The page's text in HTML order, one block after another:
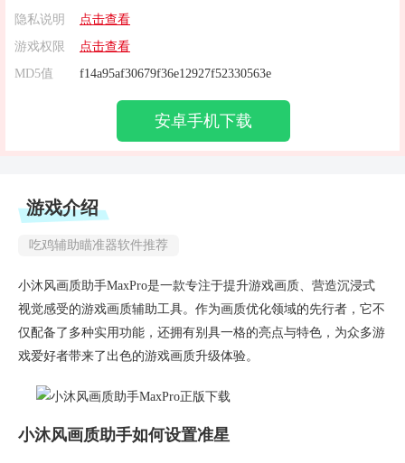
隐私说明
点击查看
游戏权限
点击查看
MD5值
f14a95af30679f36e12927f52330563e
安卓手机下载
游戏介绍
吃鸡辅助瞄准器软件推荐
小沐风画质助手MaxPro是一款专注于提升游戏画质、营造沉浸式
视觉感受的游戏画质辅助工具。作为画质优化领域的先行者，它不
仅配备了多种实用功能，还拥有别具一格的亮点与特色，为众多游
戏爱好者带来了出色的游戏画质升级体验。
小沐风画质助手如何设置准星